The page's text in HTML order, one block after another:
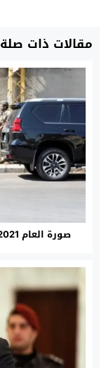
مقالات ذات صلة
صورة العام 2021 جندي لبناني يحمي الإنسان و الإنسانية